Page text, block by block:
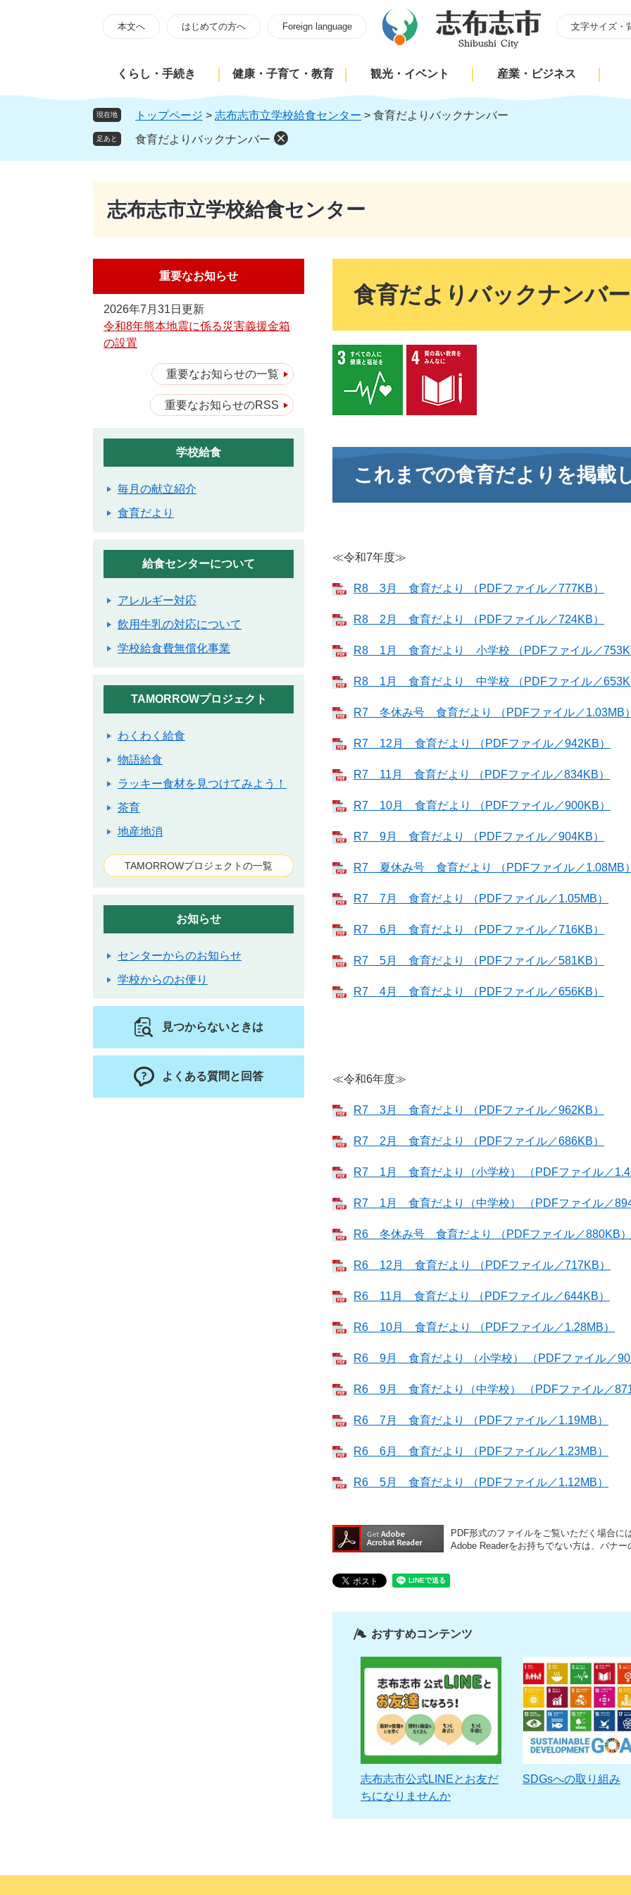
頭
飛
本
本文へ はじめての方へ Foreign language 文字サイズ・
くらし・手続き 健康・子育て・教育 観光・イベント 産業・ビジネス
現在地 トップページ > 志布志市立学校給食センター > 食育だよりバックナンバー
足あと 食育だよりバックナンバー
志布志市立学校給食センター
食育だよりバックナンバー
これまでの食育だよりを掲載
≪令和7年度≫
R8 3月 食育だより （PDFファイル／777KB）
R8 2月 食育だより （PDFファイル／724KB）
R8 1月 食育だより 小学校 （PDFファイル／
R8 1月 食育だより 中学校 （PDFファイル／
R7 冬休み号 食育だより （PDFファイル／1.03MB）
R7 12月 食育だより （PDFファイル／942KB）
R7 11月 食育だより （PDFファイル／834KB）
R7 10月 食育だより （PDFファイル／900KB）
R7 9月 食育だより （PDFファイル／904KB）
R7 夏休み号 食育だより （PDFファイル／1.08MB）
R7 7月 食育だより （PDFファイル／1.05MB）
R7 6月 食育だより （PDFファイル／716KB）
R7 5月 食育だより （PDFファイル／581KB）
R7 4月 食育だより （PDFファイル／656KB）
≪令和6年度≫
R7 3月 食育だより （PDFファイル／962KB）
R7 2月 食育だより （PDFファイル／686KB）
R7 1月 食育だより（小学校） （PDFファイル／
R7 1月 食育だより（中学校） （PDFファイル／
R6 冬休み号 食育だより （PDFファイル／880KB）
R6 12月 食育だより （PDFファイル／717KB）
R6 11月 食育だより （PDFファイル／644KB）
R6 10月 食育だより （PDFファイル／1.28MB）
R6 9月 食育だより （小学校） （PDFファイル／
R6 9月 食育だより（中学校） （PDFファイル／
R6 7月 食育だより （PDFファイル／1.19MB）
R6 6月 食育だより （PDFファイル／1.23MB）
R6 5月 食育だより （PDFファイル／1.12MB）
PDF形式のファイルをご覧いただく場合に
Adobe Readerをお持ちでない方は、バナ
おすすめコンテンツ
志布志市公式LINEとお友だ
ちになりませんか
SDGsへの取り組み
重要なお知らせ
2026年7月31日更新
令和8年熊本地震に係る災害義援金箱
の設置
重要なお知らせの一覧
重要なお知らせのRSS
学校給食
毎月の献立紹介
食育だより
給食センターについて
アレルギー対応
飲用牛乳の対応について
学校給食費無償化事業
TAMORROWプロジェクト
わくわく給食
物語給食
ラッキー食材を見つけてみよう！
茶育
地産地消
TAMORROWプロジェクトの一覧
お知らせ
センターからのお知らせ
学校からのお便り
見つからないときは
よくある質問と回答